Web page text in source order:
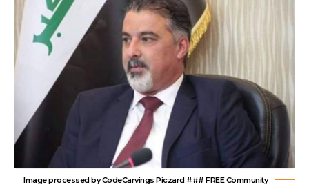
Image processed by CodeCarvings Piczard ### FREE Community